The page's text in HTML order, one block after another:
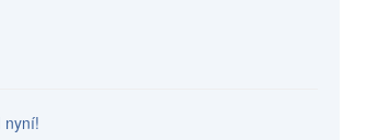
nyní!